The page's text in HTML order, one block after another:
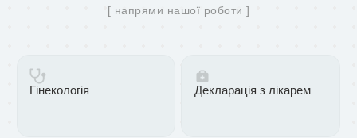
[ напрями нашої роботи ]
Гінекологія Декларація з лікарем